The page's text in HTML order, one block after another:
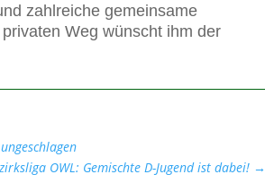
zahlreiche gemeinsame
Weg wünscht ihm der
OWL: Gemischte D-Jugend ist dabei! →